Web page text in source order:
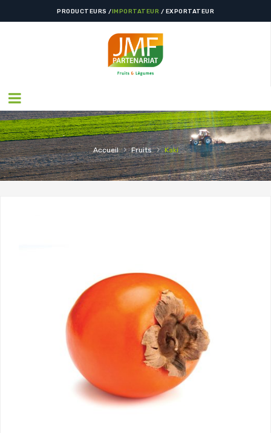
PRODUCTEURS /IMPORTATEUR / EXPORTATEUR
Accueil › Fruits › Kaki